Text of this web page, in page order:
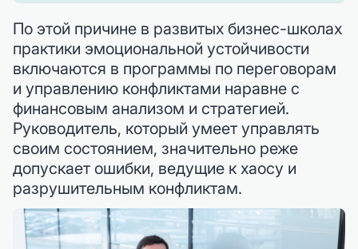
По этой причине в развитых бизнес-школах
практики эмоциональной устойчивости
включаются в программы по переговорам
и управлению конфликтами наравне с
финансовым анализом и стратегией.
Руководитель, который умеет управлять
своим состоянием, значительно реже
допускает ошибки, ведущие к хаосу и
разрушительным конфликтам.